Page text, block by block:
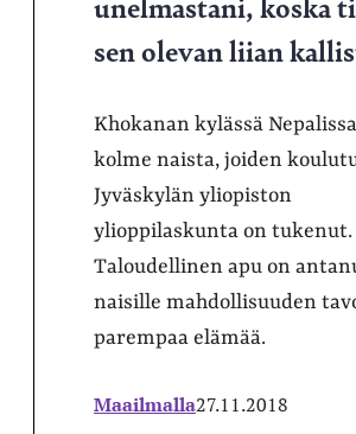
sen olevan liian
Khokanan kylässä
kolme naista, joiden
Jyväskylän yliopiston
ylioppilaskunta on tukenut.
Taloudellinen apu on
naisille mahdollisuuden
parempaa elämää.
Maailmalla27.11.2018